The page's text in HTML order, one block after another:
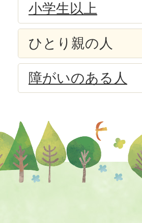
小学生以上
ひとり親の人
障がいのある人